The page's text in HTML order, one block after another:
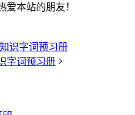
本站的朋友！
识字词预习册
字词预习册